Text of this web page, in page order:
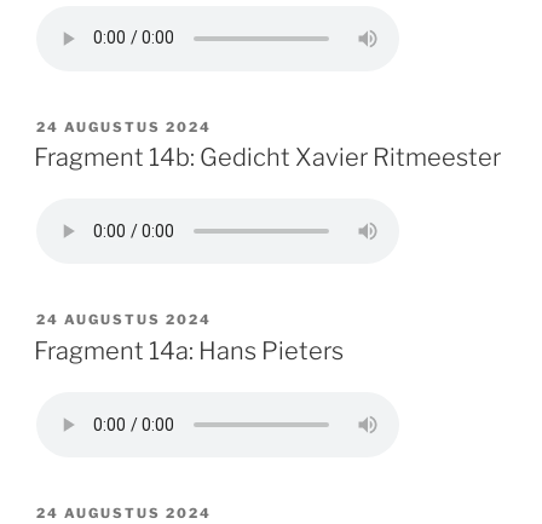
GEPLAATST
OP
24 AUGUSTUS 2024
Fragment 14b: Gedicht Xavier Ritmeester
GEPLAATST
OP
24 AUGUSTUS 2024
Fragment 14a: Hans Pieters
GEPLAATST
24 AUGUSTUS 2024